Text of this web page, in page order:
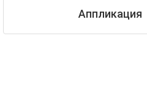
Аппликация